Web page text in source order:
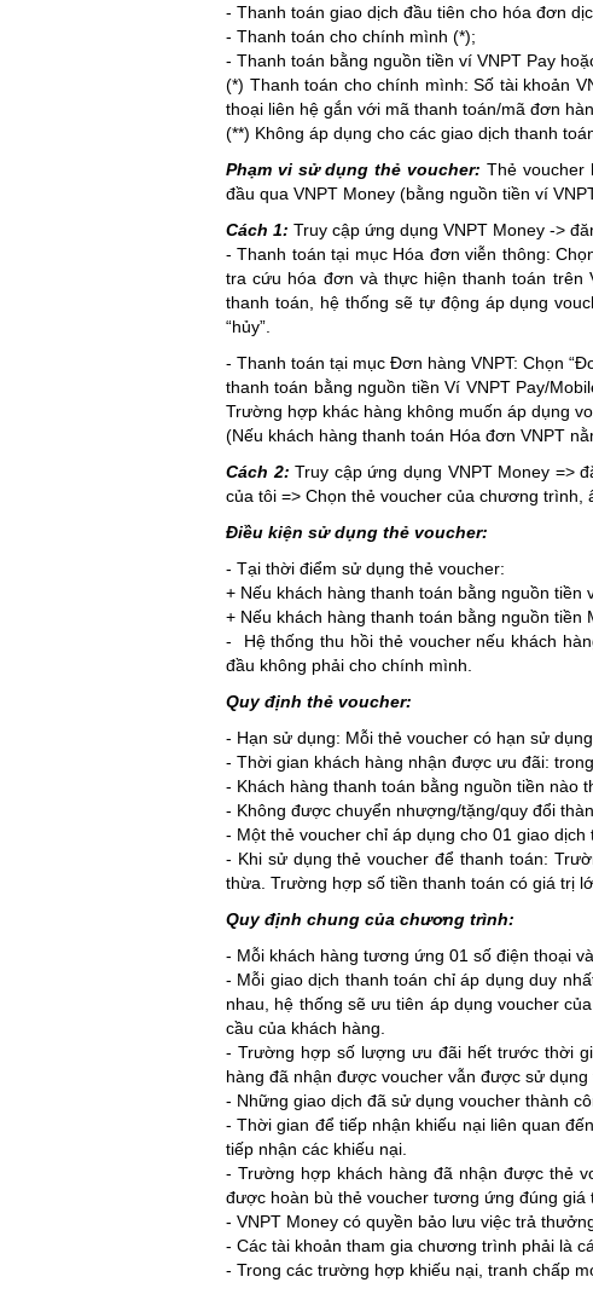
- Thanh toán giao dịch đầu tiên cho hóa đơn
- Thanh toán cho chính mình (*);
- Thanh toán bằng nguồn tiền ví VNPT Pay
(*) Thanh toán cho chính mình: Số tài khoản
thoại liên hệ gắn với mã thanh toán/mã đơn
(**) Không áp dụng cho các giao dịch thanh
Phạm vi sử dụng thẻ voucher: Thẻ voucher
đầu qua VNPT Money (bằng nguồn tiền ví
Cách 1: Truy cập ứng dụng VNPT Money ->
- Thanh toán tại mục Hóa đơn viễn thông:
tra cứu hóa đơn và thực hiện thanh toán trên
thanh toán, hệ thống sẽ tự động áp dụng
“hủy”.
- Thanh toán tại mục Đơn hàng VNPT: Chọn
thanh toán bằng nguồn tiền Ví VNPT Pay/
Trường hợp khác hàng không muốn áp dụng
(Nếu khách hàng thanh toán Hóa đơn VNPT
Cách 2: Truy cập ứng dụng VNPT Money =>
của tôi => Chọn thẻ voucher của chương
Điều kiện sử dụng thẻ voucher:
- Tại thời điểm sử dụng thẻ voucher:
+ Nếu khách hàng thanh toán bằng nguồn
+ Nếu khách hàng thanh toán bằng nguồn tiền
- Hệ thống thu hồi thẻ voucher nếu khách
đầu không phải cho chính mình.
Quy định thẻ voucher:
- Hạn sử dụng: Mỗi thẻ voucher có hạn sử
- Thời gian khách hàng nhận được ưu đãi:
- Khách hàng thanh toán bằng nguồn tiền nào
- Không được chuyển nhượng/tặng/quy đổi
- Một thẻ voucher chỉ áp dụng cho 01 giao dịch
- Khi sử dụng thẻ voucher để thanh toán:
thừa. Trường hợp số tiền thanh toán có giá trị
Quy định chung của chương trình:
- Mỗi khách hàng tương ứng 01 số điện thoại
- Mỗi giao dịch thanh toán chỉ áp dụng duy
nhau, hệ thống sẽ ưu tiên áp dụng voucher
cầu của khách hàng.
- Trường hợp số lượng ưu đãi hết trước thời
hàng đã nhận được voucher vẫn được sử dụng
- Những giao dịch đã sử dụng voucher thành
- Thời gian để tiếp nhận khiếu nại liên quan
tiếp nhận các khiếu nại.
- Trường hợp khách hàng đã nhận được thẻ
được hoàn bù thẻ voucher tương ứng đúng giá
- VNPT Money có quyền bảo lưu việc trả
- Các tài khoản tham gia chương trình phải là
- Trong các trường hợp khiếu nại, tranh chấp